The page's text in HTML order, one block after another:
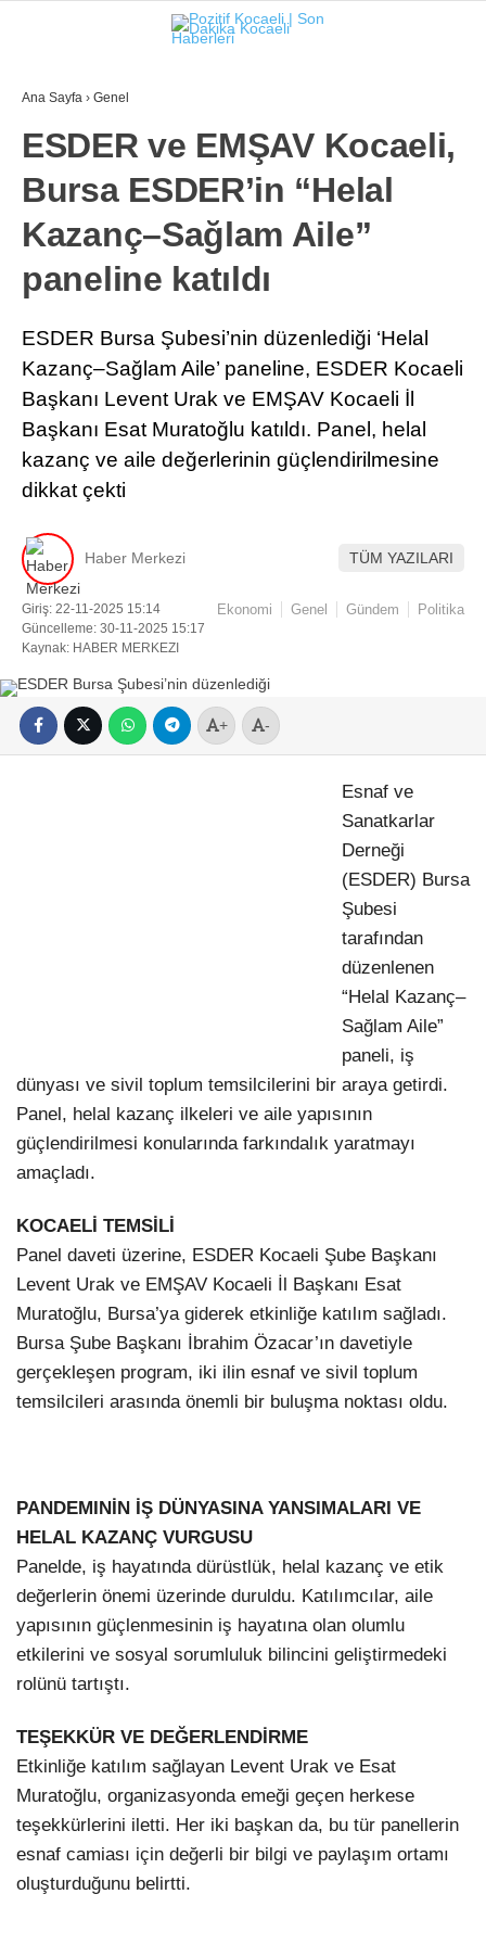
Instagram
Youtube
Pinterest
Dribbble
LinkedIn
GÜNDEM
EKONOMI
MAGAZIN
TEKNOLOJI
FOTO GALERI
Ana Sayfa › Genel
ESDER ve EMŞAV Kocaeli,
Bursa ESDER’in “Helal
Kazanç–Sağlam Aile”
paneline katıldı
ESDER Bursa Şubesi’nin düzenlediği ‘Helal
Kazanç–Sağlam Aile’ paneline, ESDER Kocaeli
Başkanı Levent Urak ve EMŞAV Kocaeli İl
Başkanı Esat Muratoğlu katıldı. Panel, helal
kazanç ve aile değerlerinin güçlendirilmesine
dikkat çekti
Haber Merkezi TÜM YAZILARI
Giriş: 22-11-2025 15:14
Güncelleme: 30-11-2025 15:17
Kaynak: HABER MERKEZI
Ekonomi Genel Gündem Politika
+ -
Esnaf ve
Sanatkarlar
Derneği
(ESDER) Bursa
Şubesi
tarafından
düzenlenen
“Helal Kazanç–
Sağlam Aile”
paneli, iş
dünyası ve sivil toplum temsilcilerini bir araya getirdi.
Panel, helal kazanç ilkeleri ve aile yapısının
güçlendirilmesi konularında farkındalık yaratmayı
amaçladı.
KOCAELİ TEMSİLİ
Panel daveti üzerine, ESDER Kocaeli Şube Başkanı
Levent Urak ve EMŞAV Kocaeli İl Başkanı Esat
Muratoğlu, Bursa’ya giderek etkinliğe katılım sağladı.
Bursa Şube Başkanı İbrahim Özacar’ın davetiyle
gerçekleşen program, iki ilin esnaf ve sivil toplum
temsilcileri arasında önemli bir buluşma noktası oldu.
PANDEMINİN İŞ DÜNYASINA YANSIMALARI VE
HELAL KAZANÇ VURGUSU
Panelde, iş hayatında dürüstlük, helal kazanç ve etik
değerlerin önemi üzerinde duruldu. Katılımcılar, aile
yapısının güçlenmesinin iş hayatına olan olumlu
etkilerini ve sosyal sorumluluk bilincini geliştirmedeki
rolünü tartıştı.
TEŞEKKÜR VE DEĞERLENDİRME
Etkinliğe katılım sağlayan Levent Urak ve Esat
Muratoğlu, organizasyonda emeği geçen herkese
teşekkürlerini iletti. Her iki başkan da, bu tür panellerin
esnaf camiası için değerli bir bilgi ve paylaşım ortamı
oluşturduğunu belirtti.